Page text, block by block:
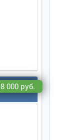
8 000 руб.